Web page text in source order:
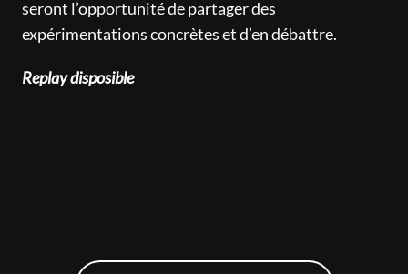
seront l’opportunité de partager des
expérimentations concrètes et d’en débattre.
Replay disposible